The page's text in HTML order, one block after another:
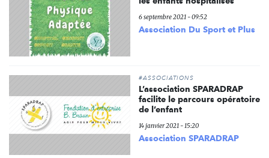
6 septembre 2021 - 09:52
Association Du Sport et Plus
#ASSOCIATIONS
L’association SPARADRAP
facilite le parcours opératoire
de l’enfant
14 janvier 2021 - 15:20
Association SPARADRAP